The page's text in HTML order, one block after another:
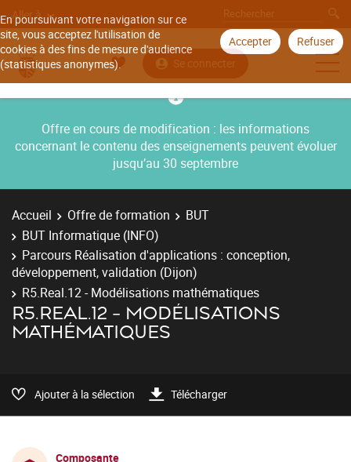
En poursuivant votre navigation sur ce
site, vous acceptez l'utilisation de
cookies à des fins de mesure d'audience
(statistiques anonymes).
Accepter Refuser
Aller à
Se connecter
Offre en cours de modification : les informations
concernant le contenu des enseignements peuvent évoluer
jusqu’au 30 septembre
Accueil Offre de formation
BUT
BUT Informatique (INFO)
Parcours Réalisation d'applications : conception,
développement, validation (Dijon)
R5.Real.12 - Modélisations mathématiques
R5.REAL.12 - MODÉLISATIONS
MATHÉMATIQUES
Ajouter à la sélection Télécharger
Composante